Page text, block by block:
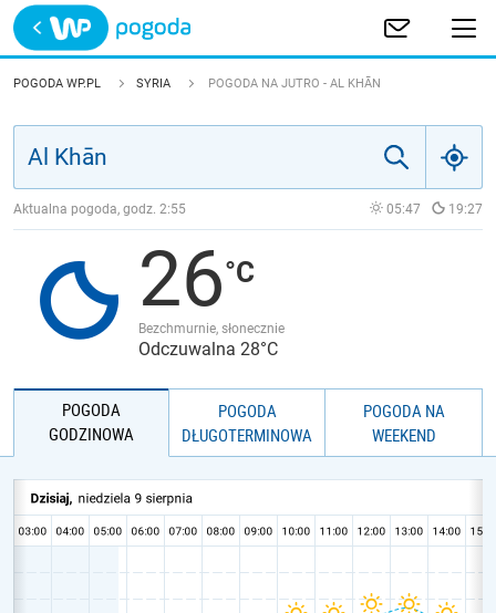
Trwa ładowanie
POLSKA
JAKOŚĆ POWIETRZA
POGODA WP.PL SYRIA POGODA NA JUTRO - AL KHĀN
Aktualna pogoda, godz. 2:55 05:47 19:27
26
Bezchmurnie, słonecznie
Odczuwalna 28°C
POGODA
GODZINOWA
POGODA
DŁUGOTERMINOWA
POGODA NA
WEEKEND